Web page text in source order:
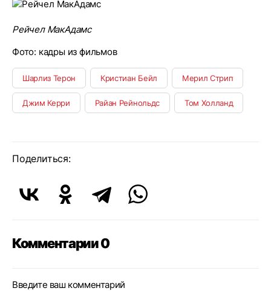
Рейчел МакАдамс
Фото: кадры из фильмов
Шарлиз Терон Кристиан Бейл Мерил Стрип
Джим Керри Райан Рейнольдс Том Холланд
Поделиться:
Комментарии 0
Введите ваш комментарий